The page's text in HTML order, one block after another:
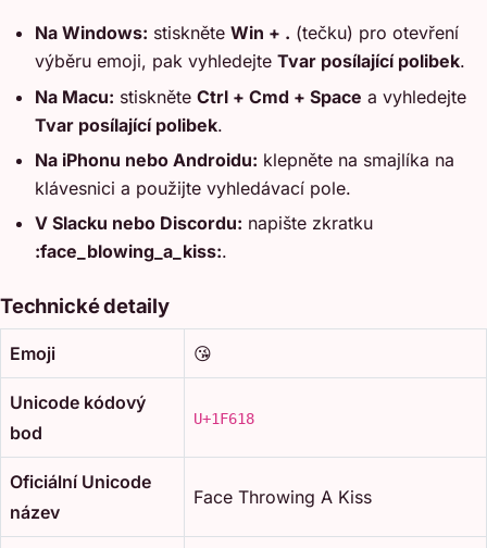
Na Windows: stiskněte Win + . (tečku) pro otevření
výběru emoji, pak vyhledejte Tvar posílající polibek.
Na Macu: stiskněte Ctrl + Cmd + Space a vyhledejte
Tvar posílající polibek.
Na iPhonu nebo Androidu: klepněte na smajlíka na
klávesnici a použijte vyhledávací pole.
V Slacku nebo Discordu: napište zkratku
:face_blowing_a_kiss:.
Technické detaily
Emoji 😘
Unicode kódový
bod
U+1F618
Oficiální Unicode
název
Face Throwing A Kiss